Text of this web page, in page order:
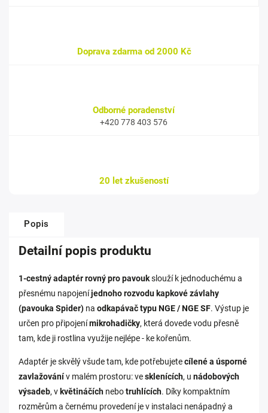
Doprava zdarma od 2000 Kč
Odborné poradenství
+420 778 403 576
20 let zkušeností
Popis
Detailní popis produktu
1‑cestný adaptér rovný pro pavoukslouží k jednoduchému a
přesnému napojeníjednoho rozvodu kapkové závlahy
(pavouka Spider) na odkapávač typu NGE / NGE SF. Výstup je
určen pro připojenímikrohadičky, která dovede vodu přesně
tam, kde ji rostlina využije nejlépe - ke kořenům.
Adaptér je skvělý všude tam, kde potřebujetecílené a úsporné
zavlažovánív malém prostoru: vesklenících, u nádobových
výsadeb, v květináčích nebotruhlících. Díky kompaktním
rozměrům a černému provedení je v instalaci nenápadný a